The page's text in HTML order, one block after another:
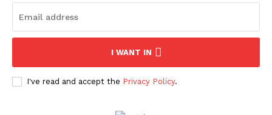
О нас
I WANT IN
I've read and accept the Privacy Policy.